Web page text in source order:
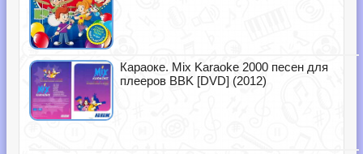
Караоке. Mix Karaoke 2000 песен для
плееров BBK [DVD] (2012)